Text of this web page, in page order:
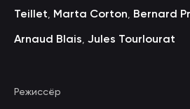
Teillet Marta Corton Bernard
Arnaud Blais Jules Tourlourat
Режиссёр